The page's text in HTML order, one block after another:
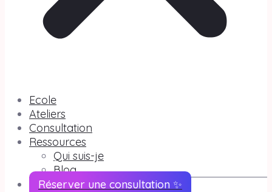
Ecole
Ateliers
Consultation
Ressources
Qui suis-je
Blog
Réserver une consultation ✨